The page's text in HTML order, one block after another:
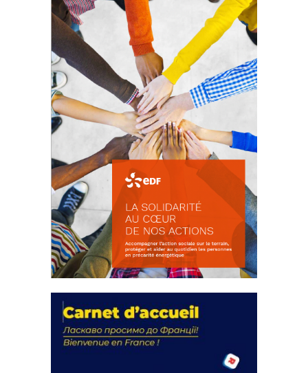
d’intérêts
18 septembre 2023
FEUILLETER
actions
18 septembre 2023
FEUILLETER